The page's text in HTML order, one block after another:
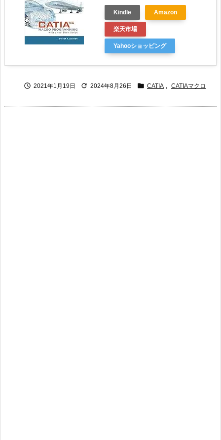
Kindle Amazon
楽天市場
Yahooショッピング
 2021年1月19日  2024年8月26日  CATIA CATIAマクロ